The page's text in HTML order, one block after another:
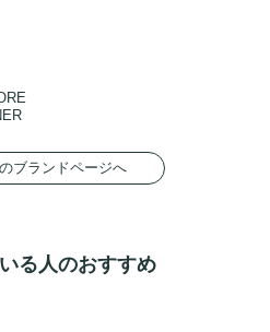
ブランドページへ
る人のおすすめ